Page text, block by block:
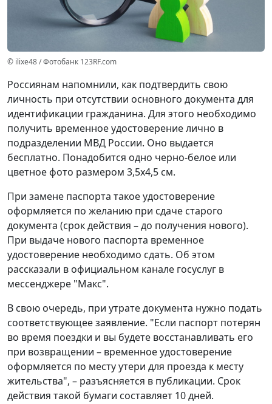
© ilixe48 / Фотобанк 123RF.com
Россиянам напомнили, как подтвердить свою
личность при отсутствии основного документа для
идентификации гражданина. Для этого необходимо
получить временное удостоверение лично в
подразделении МВД России. Оно выдается
бесплатно. Понадобится одно черно-белое или
цветное фото размером 3,5x4,5 см.
При замене паспорта такое удостоверение
оформляется по желанию при сдаче старого
документа (срок действия – до получения нового).
При выдаче нового паспорта временное
удостоверение необходимо сдать. Об этом
рассказали в официальном канале госуслуг в
мессенджере "Макс".
В свою очередь, при утрате документа нужно подать
соответствующее заявление. "Если паспорт потерян
во время поездки и вы будете восстанавливать его
при возвращении – временное удостоверение
оформляется по месту утери для проезда к месту
жительства", – разъясняется в публикации. Срок
действия такой бумаги составляет 10 дней.